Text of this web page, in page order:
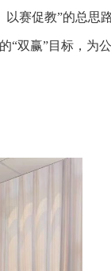
赛促教”的总思
“双赢”目标，为